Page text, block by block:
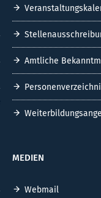
Amtliche
MEDIEN
Webmail